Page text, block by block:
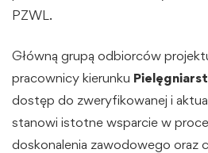
PZWL.
Główną grupą odbiorców
pracownicy kierunku
dostęp do zweryfikowanej i
stanowi istotne wsparcie w
doskonalenia zawodowego oraz